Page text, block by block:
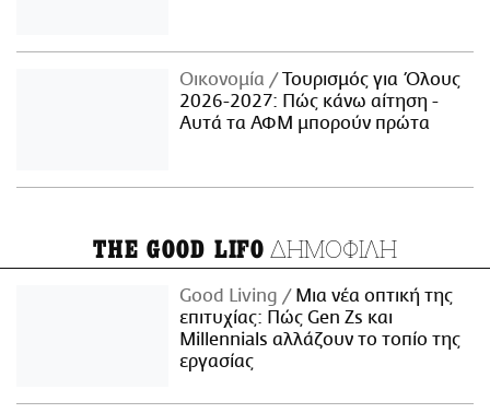
Οικονομία
Τουρισμός για Όλους
2026-2027: Πώς κάνω αίτηση -
Αυτά τα ΑΦΜ μπορούν πρώτα
THE GOOD LIFO ΔΗΜΟΦΙΛΗ
Good Living
Μια νέα οπτική της
επιτυχίας: Πώς Gen Zs και
Millennials αλλάζουν το τοπίο της
εργασίας